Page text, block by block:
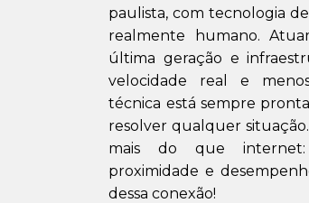
paulista, com tecnologia
realmente humano.
última geração e
velocidade real e
técnica está sempre
resolver qualquer
mais do que
proximidade e
dessa conexão!